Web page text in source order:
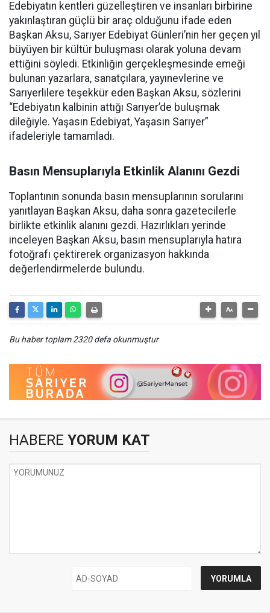
Edebiyatın kentleri güzelleştiren ve insanları birbirine
yakınlaştıran güçlü bir araç olduğunu ifade eden
Başkan Aksu, Sarıyer Edebiyat Günleri’nin her geçen yıl
büyüyen bir kültür buluşması olarak yoluna devam
ettiğini söyledi. Etkinliğin gerçekleşmesinde emeği
bulunan yazarlara, sanatçılara, yayınevlerine ve
Sarıyerlilere teşekkür eden Başkan Aksu, sözlerini
“Edebiyatın kalbinin attığı Sarıyer’de buluşmak
dileğiyle. Yaşasın Edebiyat, Yaşasın Sarıyer”
ifadeleriyle tamamladı.
Basın Mensuplarıyla Etkinlik Alanını Gezdi
Toplantının sonunda basın mensuplarının sorularını
yanıtlayan Başkan Aksu, daha sonra gazetecilerle
birlikte etkinlik alanını gezdi. Hazırlıkları yerinde
inceleyen Başkan Aksu, basın mensuplarıyla hatıra
fotoğrafı çektirerek organizasyon hakkında
değerlendirmelerde bulundu.
Bu haber toplam 2320 defa okunmuştur
HABERE YORUM KAT